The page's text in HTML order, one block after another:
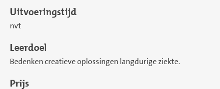
Uitvoeringstijd
nvt
Leerdoel
Bedenken creatieve oplossingen langdurige ziekte.
Prijs